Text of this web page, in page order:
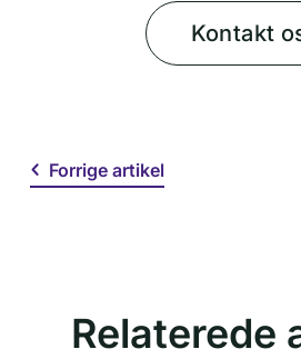
Kontakt
Forrige artikel
Relaterede